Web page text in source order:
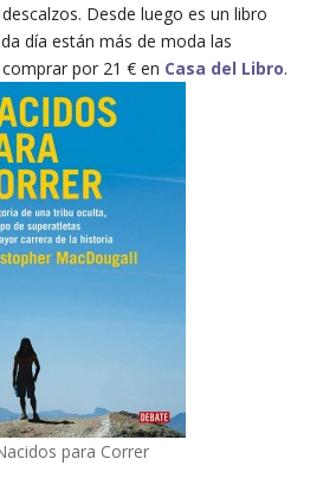
Desde luego es un libro
día están más de moda las
comprar por 21 € en Casa del Libro.
para Correr